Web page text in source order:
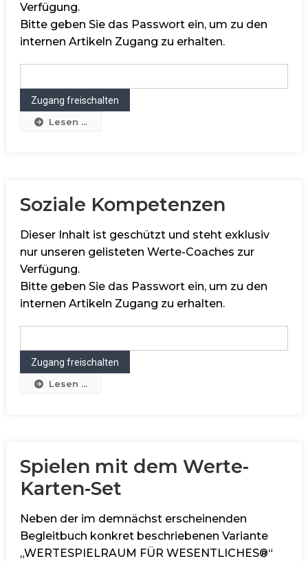
Verfügung.
Bitte geben Sie das Passwort ein, um zu den
internen Artikeln Zugang zu erhalten.
Lesen ...
Soziale Kompetenzen
Dieser Inhalt ist geschützt und steht exklusiv
nur unseren gelisteten Werte-Coaches zur
Verfügung.
Bitte geben Sie das Passwort ein, um zu den
internen Artikeln Zugang zu erhalten.
Lesen ...
Spielen mit dem Werte-
Karten-Set
Neben der im demnächst erscheinenden
Begleitbuch konkret beschriebenen Variante
„WERTESPIELRAUM FÜR WESENTLICHES®“